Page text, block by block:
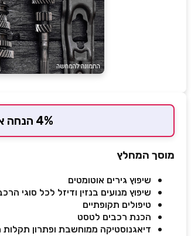
4% הנחה אוטומטית למשלמים בכרטיס המועדון
מוסך המחלץ
שיפוץ גירים אוטומטים
שיפוץ מנועים בנזין ודיזל לכל סוגי
טיפולים תקופתיים
הכנת רכבים לטסט
דיאגנוסטיקה ממוחשבת ופתרון תקלות